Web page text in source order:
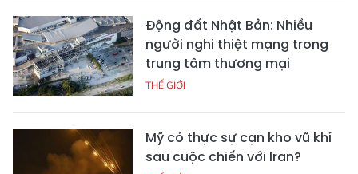
Động đất Nhật Bản: Nhiều
người nghi thiệt mạng trong
trung tâm thương mại
THẾ GIỚI
Mỹ có thực sự cạn kho vũ khí
sau cuộc chiến với Iran?